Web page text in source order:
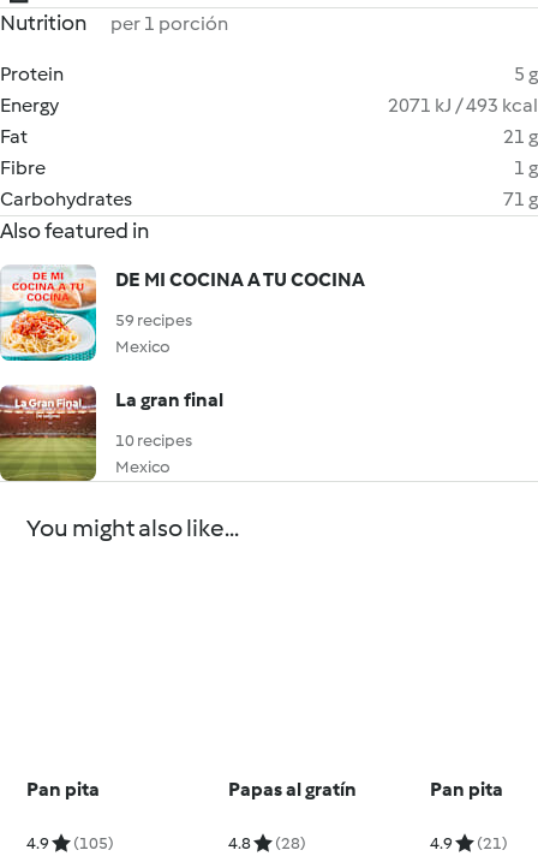
Nutrition per 1 porción
Protein
5 g
Energy
2071 kJ / 493 kcal
Fat
21 g
Fibre
1 g
Carbohydrates
71 g
Also featured in
DE MI COCINA A TU COCINA
59 recipes
Mexico
La gran final
10 recipes
Mexico
You might also like...
Pan pita
4.9 (105)
Papas al gratín
4.8 (28)
Pan pita
4.9 (21)